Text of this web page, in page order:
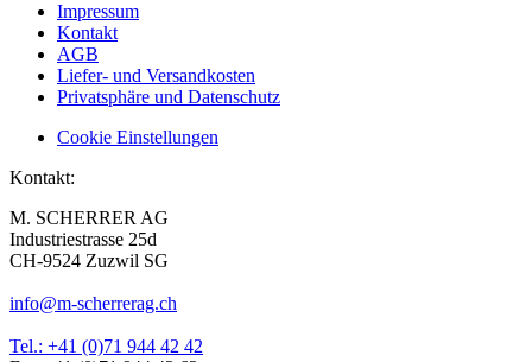
Impressum
Kontakt
AGB
Liefer- und Versandkosten
Privatsphäre und Datenschutz
Cookie Einstellungen
Kontakt:
M. SCHERRER AG
Industriestrasse 25d
CH-9524 Zuzwil SG
info@m-scherrerag.ch
Tel.: +41 (0)71 944 42 42